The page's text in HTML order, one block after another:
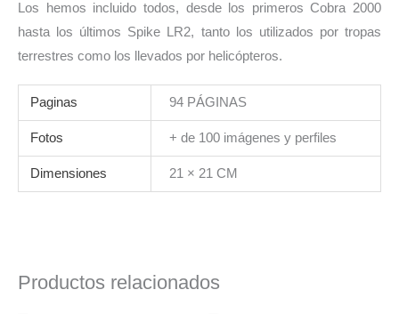
Los hemos incluido todos, desde los primeros Cobra 2000
hasta los últimos Spike LR2, tanto los utilizados por tropas
terrestres como los llevados por helicópteros.
Paginas 94 PÁGINAS
Fotos + de 100 imágenes y perfiles
Dimensiones 21 × 21 CM
Productos relacionados